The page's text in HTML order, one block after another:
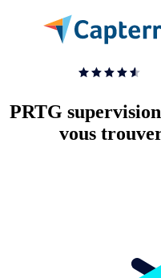
PRTG
vous